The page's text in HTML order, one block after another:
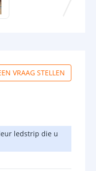
VRAAG STELLEN
ledstrip die u